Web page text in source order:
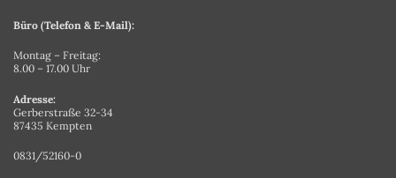
Büro (Telefon & E-Mail):
Montag – Freitag:
8.00 – 17.00 Uhr
Adresse:
Gerberstraße 32-34
87435 Kempten
0831/52160-0